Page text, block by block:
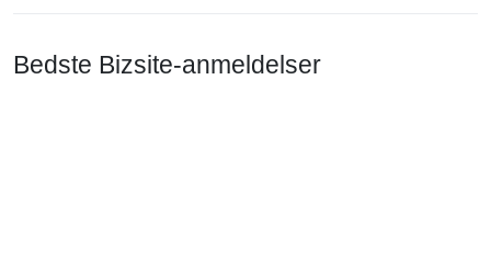
Bedste Bizsite-anmeldelser